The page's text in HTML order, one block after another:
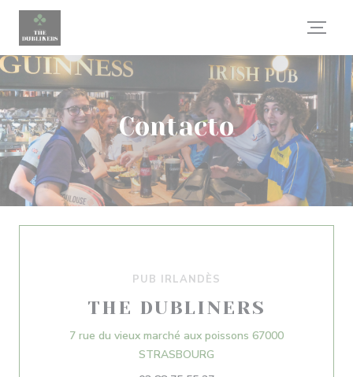
Personalización de sus opciones de cookies
Contacto
PUB IRLANDÈS
THE DUBLINERS
7 rue du vieux marché aux poissons 67000
STRASBOURG